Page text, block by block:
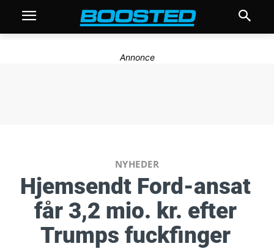
Annonce
NYHEDER
Hjemsendt Ford-ansat
får 3,2 mio. kr. efter
Trumps fuckfinger